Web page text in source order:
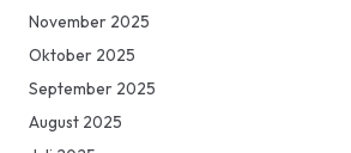
November 2025
Oktober 2025
September 2025
August 2025